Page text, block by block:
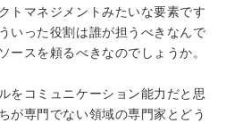
トマネジメントみたいな要素です
いった役割は誰が担うべきなんで
ースを頼るべきなのでしょうか。
をコミュニケーション能力だと思
が専門でない領域の専門家とどう